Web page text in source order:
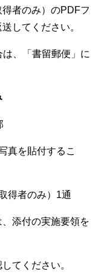
者のみ）のPDFフ
してください。
、「書留郵便」に
真を貼付するこ
得者のみ）1通
添付の実施要領を
てください。